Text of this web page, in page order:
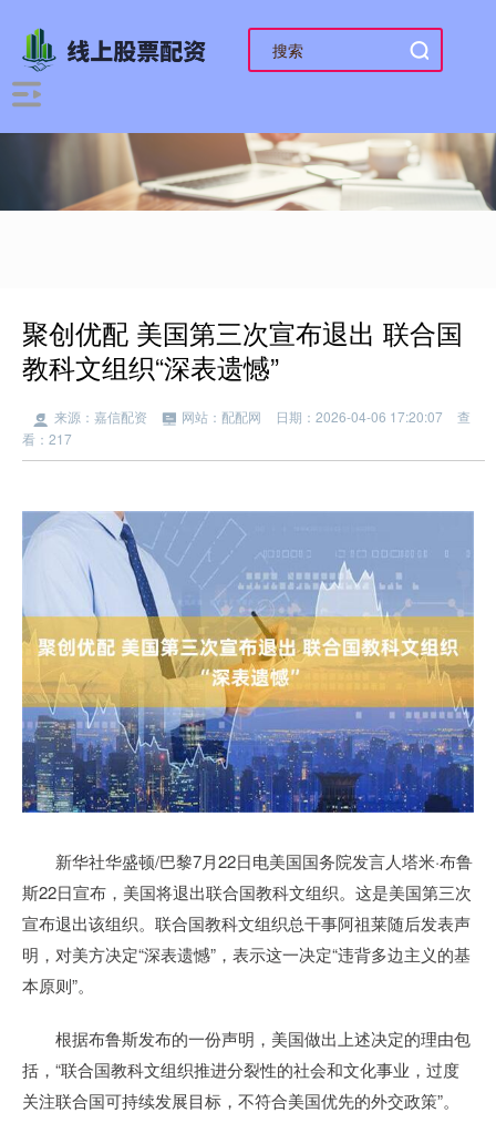
聚创优配 美国第三次宣布退出 联合国
教科文组织“深表遗憾”
来源：嘉信配资 网站：配配网 日期：2026-04-06 17:20:07
查
看：217
新华社华盛顿/巴黎7月22日电美国国务院发言人塔米·布鲁
斯22日宣布，美国将退出联合国教科文组织。这是美国第三次
宣布退出该组织。联合国教科文组织总干事阿祖莱随后发表声
明，对美方决定“深表遗憾”，表示这一决定“违背多边主义的基
本原则”。
根据布鲁斯发布的一份声明，美国做出上述决定的理由包
括，“联合国教科文组织推进分裂性的社会和文化事业，过度
关注联合国可持续发展目标，不符合美国优先的外交政策”。